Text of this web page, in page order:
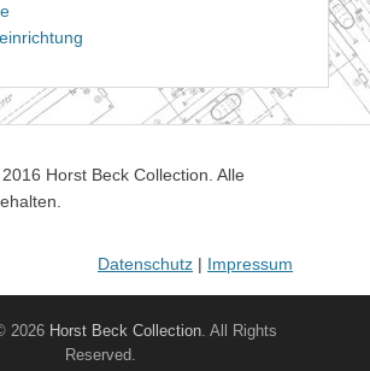
Horst Beck Collection. Alle
Datenschutz | Impressum
2026 Horst Beck Collection. All Rights
Reserved.